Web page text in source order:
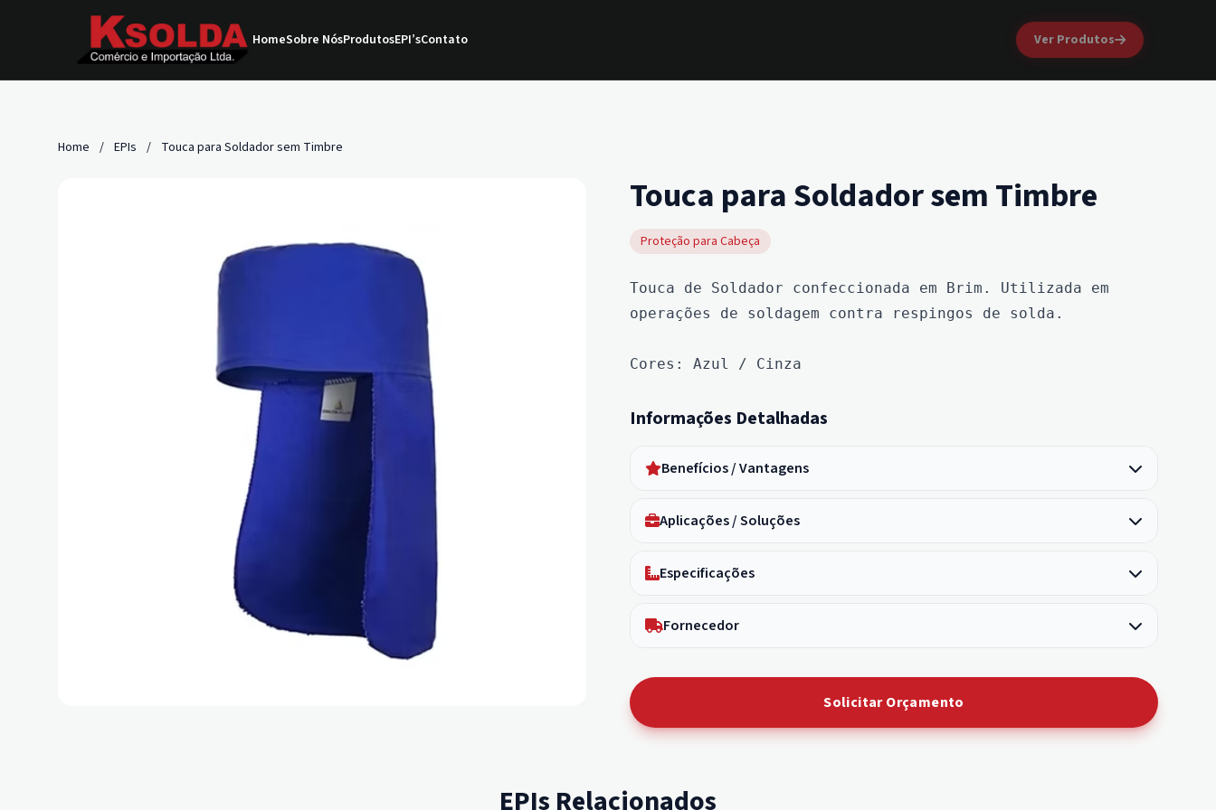
HomeSobre NósProdutosEPI’sContato Ver Produtos
Home / EPIs / Touca para Soldador sem Timbre
Touca para Soldador sem Timbre
Proteção para Cabeça
Touca de Soldador confeccionada em Brim. Utilizada em
operações de soldagem contra respingos de solda.
Cores: Azul / Cinza
Informações Detalhadas
Benefícios / Vantagens
Aplicações / Soluções
Especificações
Fornecedor
Solicitar Orçamento
EPIs Relacionados